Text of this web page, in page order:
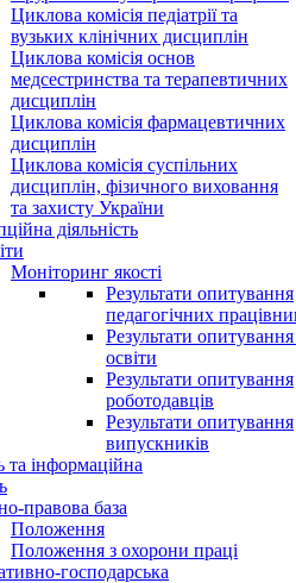
Циклова комісія педіатрії та
вузьких клінічних дисциплін
Циклова комісія основ
медсестринства та терапевтичних
дисциплін
Циклова комісія фармацевтичних
дисциплін
Циклова комісія суспільних
дисциплін, фізичного виховання
та захисту України
діяльність
Моніторинг якості
Результати опитування
педагогічних
Результати опитування
освіти
Результати опитування
роботодавців
Результати опитування
випускників
та інформаційна
правова база
Положення
Положення з охорони праці
господарська